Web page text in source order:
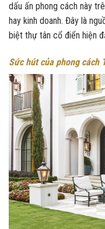
dấu ấn phong cách này
hay kinh doanh. Đây là
biệt thự tân cổ điển hiện
Sức hút của phong cách